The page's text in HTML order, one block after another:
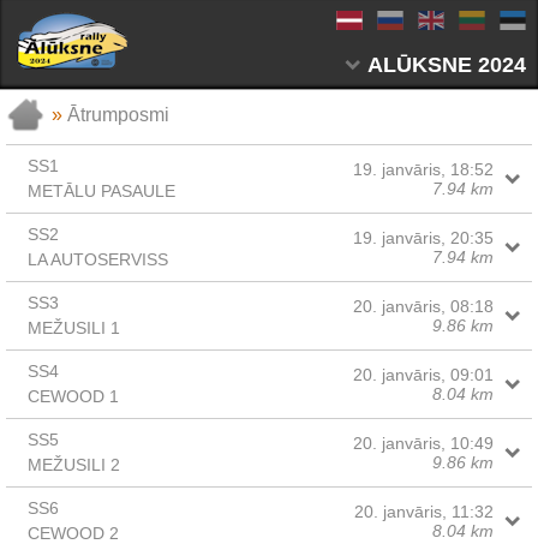
ALŪKSNE 2024
»Ātrumposmi
SS1
METĀLU PASAULE
19. janvāris, 18:52
7.94 km
SS2
LA AUTOSERVISS
19. janvāris, 20:35
7.94 km
SS3
MEŽUSILI 1
20. janvāris, 08:18
9.86 km
SS4
CEWOOD 1
20. janvāris, 09:01
8.04 km
SS5
MEŽUSILI 2
20. janvāris, 10:49
9.86 km
SS6
CEWOOD 2
20. janvāris, 11:32
8.04 km